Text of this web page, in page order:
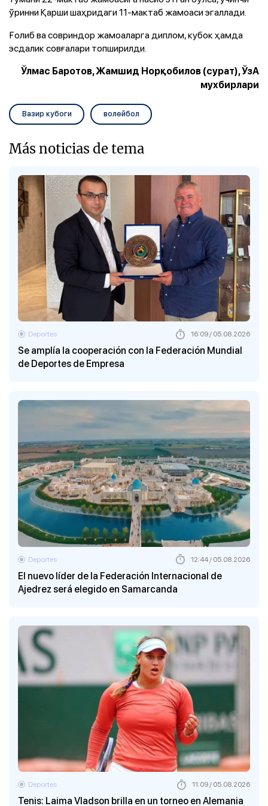
ўринни Қарши шаҳридаги 11-мактаб жамоаси эгаллади.
Ғолиб ва совриндор жамоаларга диплом, кубок ҳамда
эсдалик совғалари топширилди.
Ўлмас Баротов, Жамшид Норқобилов (сурат), ЎзА
мухбирлари
Вазир кубоги волейбол
Más noticias de tema
Se amplía la cooperación con la Federación Mundial
de Deportes de Empresa
Deportes 16:09 / 05.08.2026
El nuevo líder de la Federación Internacional de
Ajedrez será elegido en Samarcanda
Deportes 12:44 / 05.08.2026
Tenis: Laima Vladson brilla en un torneo en Alemania
Deportes 11:09 / 05.08.2026